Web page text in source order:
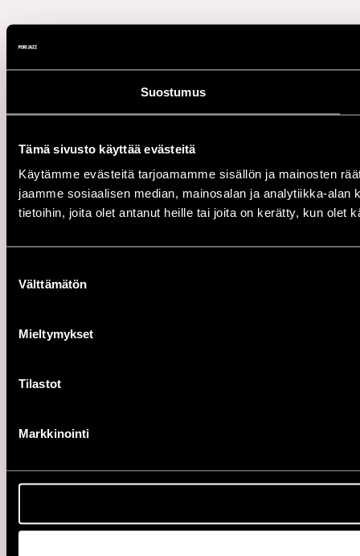
Suostumus
Tämä sivusto käyttää evästeitä
Käytämme evästeitä tarjoamamme sisällön ja mainosten
jaamme sosiaalisen median, mainosalan ja analytiikka-
tietoihin, joita olet antanut heille tai joita on kerätty, kun olet
valinta
Välttämätön
Mieltymykset
Tilastot
Markkinointi